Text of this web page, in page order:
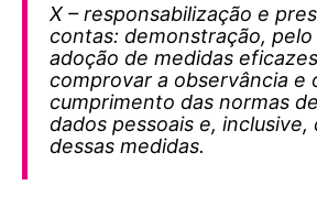
X – responsabilização e
contas: demonstração,
adoção de medidas
comprovar a observância e
cumprimento das normas
dados pessoais e, inclusive,
dessas medidas.